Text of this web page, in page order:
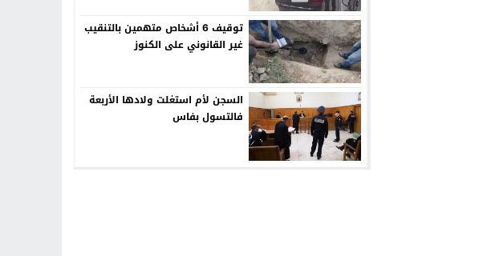
توقيف 6 أشخاص متهمين بالتنقيب
غير القانوني على الكنوز
السجن لأم استغلت ولادها الأربعة
فالتسول بفاس